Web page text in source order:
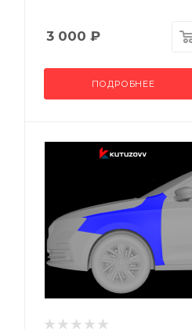
3 000 ₽
ПОДРОБНЕЕ